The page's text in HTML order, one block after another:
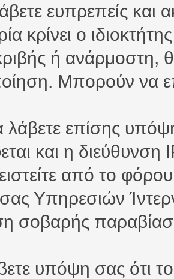
ευπρεπείς και
κρίνει ο
ή ανάρμοστη,
Μπορούν να
λάβετε επίσης
και η
από το
Υπηρεσιών
σοβαρής
υπόψη σας ότι